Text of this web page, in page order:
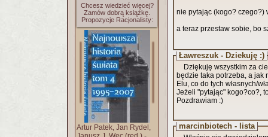
Chcesz wiedzieć więcej?
Zamów dobrą książkę.
Propozycje Racjonalisty:
Artur Patek, Jan Rydel,
nie pytając (kogo? czego?)
a teraz przestaw sobie, bo
Ławreszuk - Dziekuję :)
Dziękuję wszystkim za
będzie taka potrzeba, a jak
Elu, co do tych własnych/
Jeżeli "pytając" kogo?co?,
Pozdrawiam :)
marcinbiotech - lista